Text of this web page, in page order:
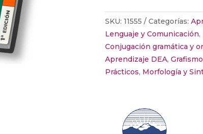
SKU: 11555 Categorías:
Lenguaje y Comunicación,
Conjugación gramática y
Aprendizaje DEA,
Prácticos, Morfología y